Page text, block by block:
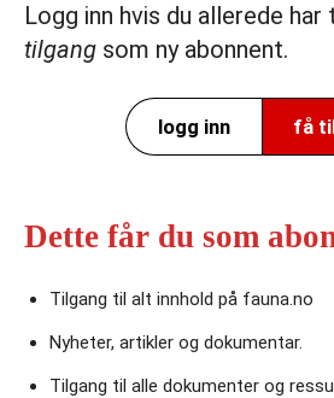
Logg inn hvis du allerede har
tilgang som ny abonnent.
logg inn få
Dette får du som
Tilgang til alt innhold på fauna.no
Nyheter, artikler og dokumentar.
Tilgang til alle dokumenter og